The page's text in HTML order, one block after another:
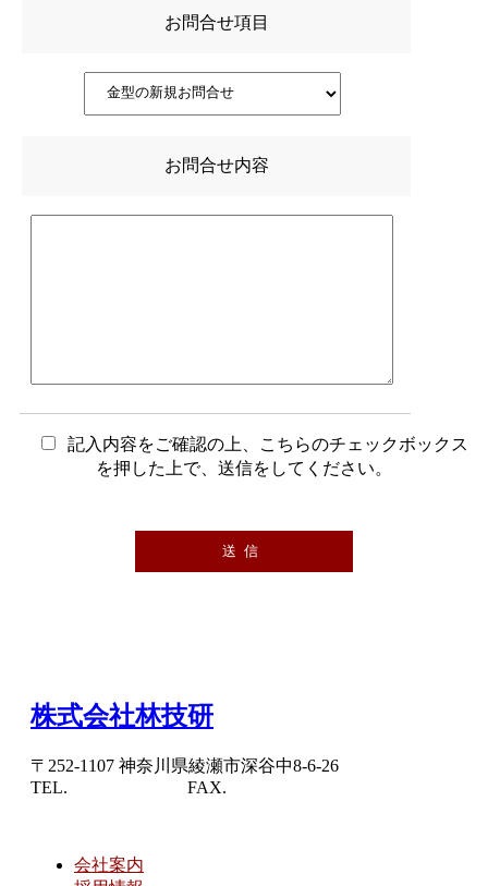
お問合せ項目
お問合せ内容
記入内容をご確認の上、こちらのチェックボックス
を押した上で、送信をしてください。
株式会社林技研
〒252-1107 神奈川県綾瀬市深谷中8-6-26
TEL.
FAX.
会社案内